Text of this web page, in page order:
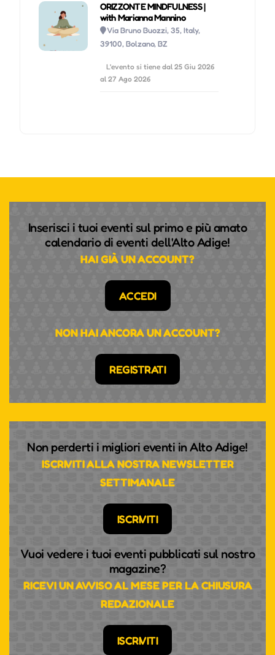
ORIZZONTE MINDFULNESS |
with Marianna Mannino
Via Bruno Buozzi, 35, Italy,
39100, Bolzano, BZ
L'evento si tiene dal 25 Giu 2026
al 27 Ago 2026
Inserisci i tuoi eventi sul primo e più amato
calendario di eventi dell'Alto Adige!
HAI GIÀ UN ACCOUNT?
ACCEDI
NON HAI ANCORA UN ACCOUNT?
REGISTRATI
Non perderti i migliori eventi in Alto Adige!
ISCRIVITI ALLA NOSTRA NEWSLETTER
SETTIMANALE
ISCRIVITI
Vuoi vedere i tuoi eventi pubblicati sul nostro
magazine?
RICEVI UN AVVISO AL MESE PER LA CHIUSURA
REDAZIONALE
ISCRIVITI